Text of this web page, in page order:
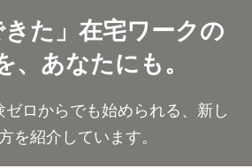
きた」在宅ワークの
、あなたにも。
ゼロからでも始められる、新し
を紹介しています。